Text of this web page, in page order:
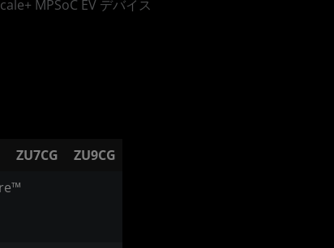
MPSoC EV デバイス
ZU7CG
ZU9CG